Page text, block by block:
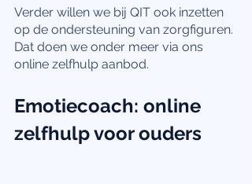
Verder willen we bij QIT ook inzetten
op de ondersteuning van zorgfiguren.
Dat doen we onder meer via ons
online zelfhulp aanbod.
Emotiecoach: online
zelfhulp voor ouders